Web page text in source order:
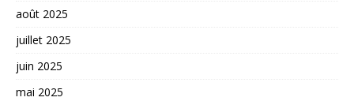
août 2025
juillet 2025
juin 2025
mai 2025